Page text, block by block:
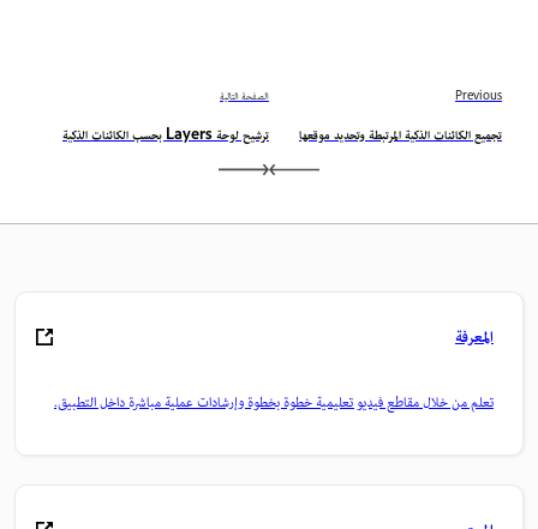
Previous
تجميع الكائنات الذكية المرتبطة وتحديد موقعها
الصفحة التالية
ترشيح لوحة Layers بحسب الكائنات الذكية
المعرفة
تعلم من خلال مقاطع فيديو تعليمية خطوة بخطوة وإرشادات عملية مباشرة داخل التطبيق.